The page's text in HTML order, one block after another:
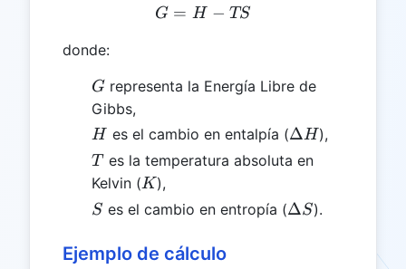
G = H - TS
G = H − TS
donde:
G
G representa la Energía Libre de
Gibbs,
H
H es el cambio en entalpía (ΔH
ΔH),
T
T es la temperatura absoluta en
Kelvin (K
K),
S
S es el cambio en entropía (ΔS
ΔS).
Ejemplo de cálculo